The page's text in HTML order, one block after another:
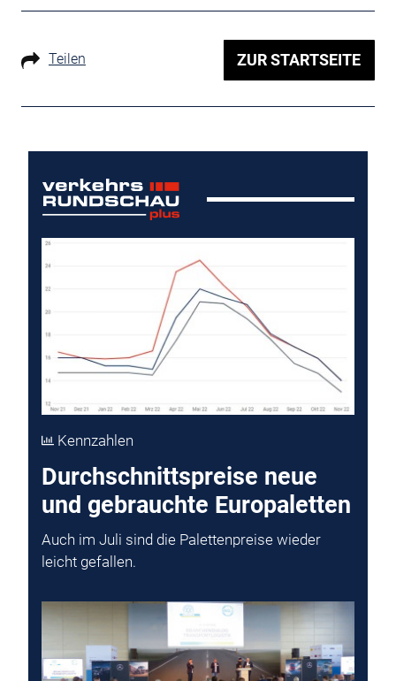
Teilen ZUR STARTSEITE
Kennzahlen
Durchschnittspreise neue
und gebrauchte Europaletten
Auch im Juli sind die Palettenpreise wieder
leicht gefallen.